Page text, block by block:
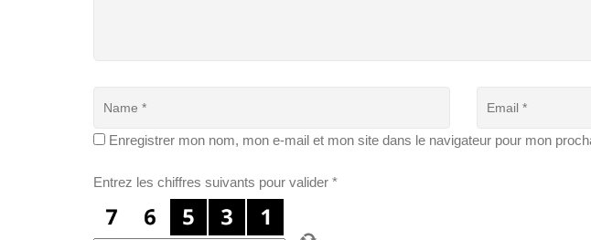
Enregistrer mon nom, mon e-mail et mon site dans le navigateur pour mon
Entrez les chiffres suivants pour valider *